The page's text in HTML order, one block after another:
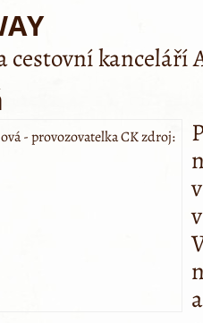
cestovní kanceláří
- provozovatelka CKzdroj: